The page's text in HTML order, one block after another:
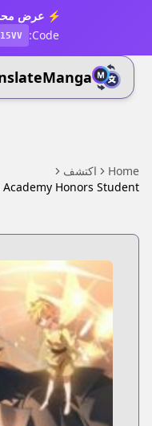
⚡ عرض
Code:
Home
اكتشف
Honors Student